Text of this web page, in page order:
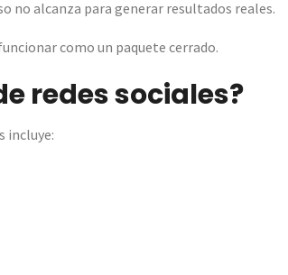
no alcanza para generar resultados reales.
como un paquete cerrado.
redes sociales?
incluye: